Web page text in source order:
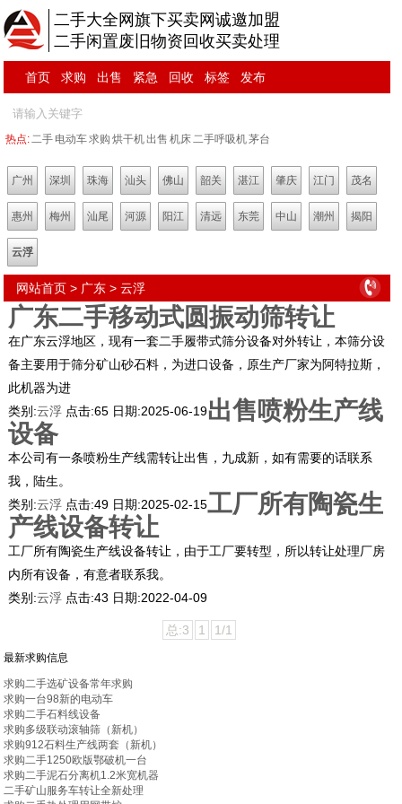
二手大全网旗下买卖网诚邀加盟
二手闲置废旧物资回收买卖处理
首页 求购 出售 紧急 回收 标签 发布
热点:二手 电动车求购 烘干机出售 机床二手呼吸机茅台
广州 深圳 珠海 汕头 佛山 韶关 湛江 肇庆 江门 茂名
惠州 梅州 汕尾 河源 阳江 清远 东莞 中山 潮州 揭阳
云浮
网站首页 > 广东 >云浮
广东二手移动式圆振动筛转让
在广东云浮地区，现有一套二手履带式筛分设备对外转让，本筛分设
备主要用于筛分矿山砂石料，为进口设备，原生产厂家为阿特拉斯，
此机器为进
类别:云浮 点击:65 日期:2025-06-19出售喷粉生产线
设备
本公司有一条喷粉生产线需转让出售，九成新，如有需要的话联系
我，陆生。
类别:云浮 点击:49 日期:2025-02-15工厂所有陶瓷生
产线设备转让
工厂所有陶瓷生产线设备转让，由于工厂要转型，所以转让处理厂房
内所有设备，有意者联系我。
类别:云浮 点击:43 日期:2022-04-09
总:3 1 1/1
最新求购信息
求购二手选矿设备常年求购
求购一台98新的电动车
求购二手石料线设备
求购多级联动滚轴筛（新机）
求购912石料生产线两套（新机）
求购二手1250欧版鄂破机一台
求购二手泥石分离机1.2米宽机器
二手矿山服务车转让全新处理